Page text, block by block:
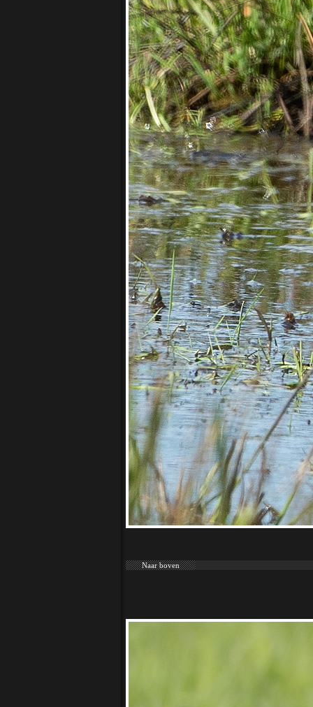
Naar boven